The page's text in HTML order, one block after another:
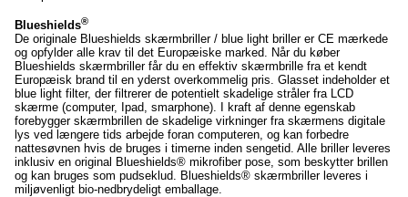
Blueshields®
De originale Blueshields skærmbriller / blue light briller er CE mærkede
og opfylder alle krav til det Europæiske marked. Når du køber
Blueshields skærmbriller får du en effektiv skærmbrille fra et kendt
Europæisk brand til en yderst overkommelig pris. Glasset indeholder et
blue light filter, der filtrerer de potentielt skadelige stråler fra LCD
skærme (computer, Ipad, smarphone). I kraft af denne egenskab
forebygger skærmbrillen de skadelige virkninger fra skærmens digitale
lys ved længere tids arbejde foran computeren, og kan forbedre
nattesøvnen hvis de bruges i timerne inden sengetid. Alle briller leveres
inklusiv en original Blueshields® mikrofiber pose, som beskytter brillen
og kan bruges som pudseklud. Blueshields® skærmbriller leveres i
miljøvenligt bio-nedbrydeligt emballage.